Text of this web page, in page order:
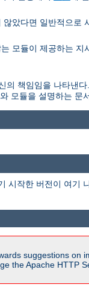
았다면 일반적으로
모듈이 제공하는
책임임을 나타낸
모듈을 설명하는 문
작한 버전이 여기
suggestions
the Apache